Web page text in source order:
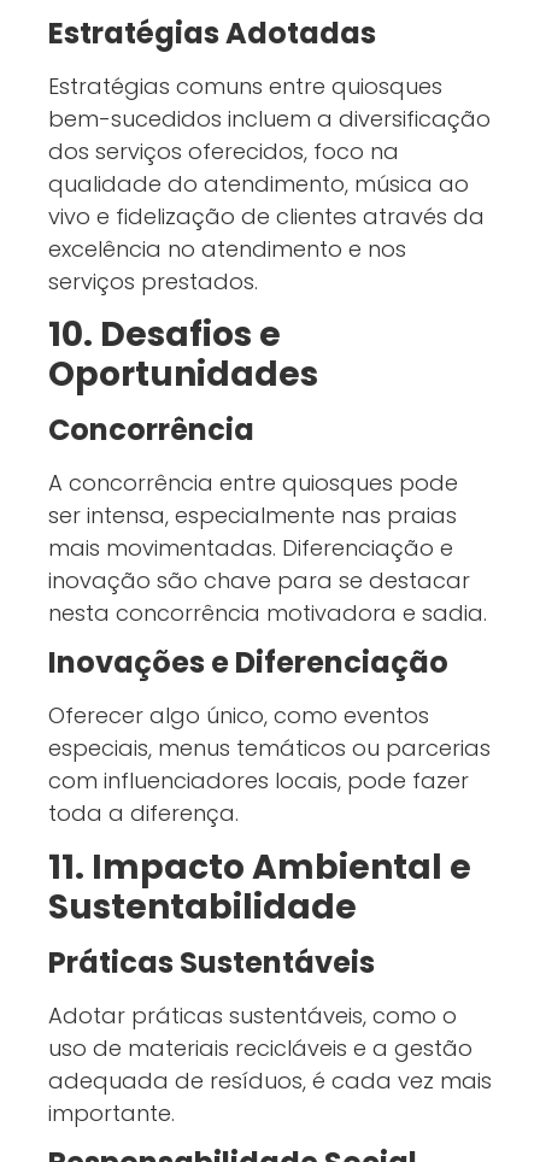
Estratégias Adotadas
Estratégias comuns entre quiosques
bem-sucedidos incluem a diversificação
dos serviços oferecidos, foco na
qualidade do atendimento, música ao
vivo e fidelização de clientes através da
excelência no atendimento e nos
serviços prestados.
10. Desafios e
Oportunidades
Concorrência
A concorrência entre quiosques pode
ser intensa, especialmente nas praias
mais movimentadas. Diferenciação e
inovação são chave para se destacar
nesta concorrência motivadora e sadia.
Inovações e Diferenciação
Oferecer algo único, como eventos
especiais, menus temáticos ou parcerias
com influenciadores locais, pode fazer
toda a diferença.
11. Impacto Ambiental e
Sustentabilidade
Práticas Sustentáveis
Adotar práticas sustentáveis, como o
uso de materiais recicláveis e a gestão
adequada de resíduos, é cada vez mais
importante.